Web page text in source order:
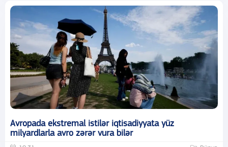
Avropada ekstremal istilər iqtisadiyyata yüz
milyardlarla avro zərər vura bilər